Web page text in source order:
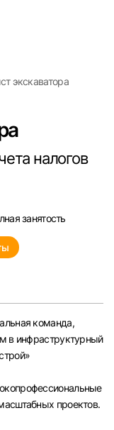
экскаватора
налогов
занятость
команда,
в инфраструктурный
проектов.